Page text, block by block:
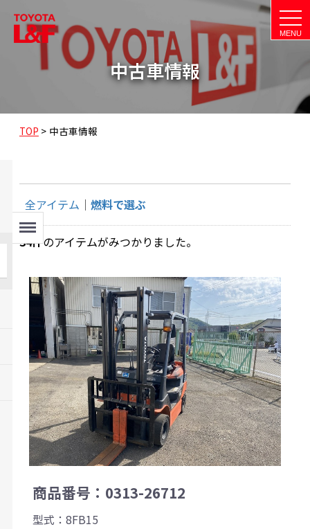
t
o
g
中古車情報
TOP > 中古車情報
Menu
全アイテム 燃料で選ぶ
34件のアイテムがみつかりました。
商品番号：0313-26712
型式：8FB15